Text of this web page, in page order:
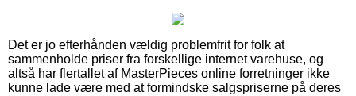
Det er jo efterhånden vældig problemfrit for folk at
sammenholde priser fra forskellige internet varehuse, og
altså har flertallet af MasterPieces online forretninger ikke
kunne lade være med at formindske salgspriserne på deres